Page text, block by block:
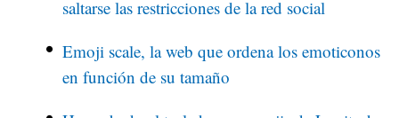
saltarse las restricciones de la red social
Emoji scale, la web que ordena los emoticonos
en función de su tamaño